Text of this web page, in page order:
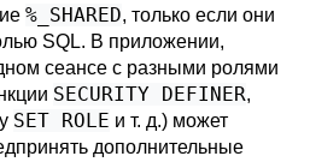
%_SHARED, только если они
SQL. В приложении,
сеансе с разными ролями
SECURITY DEFINER,
SET ROLE и т. д.) может
дополнительные